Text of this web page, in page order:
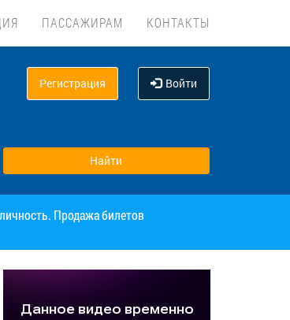
ПАССАЖИРАМ КОНТАКТЫ
Регистрация Войти
Продажа билетов